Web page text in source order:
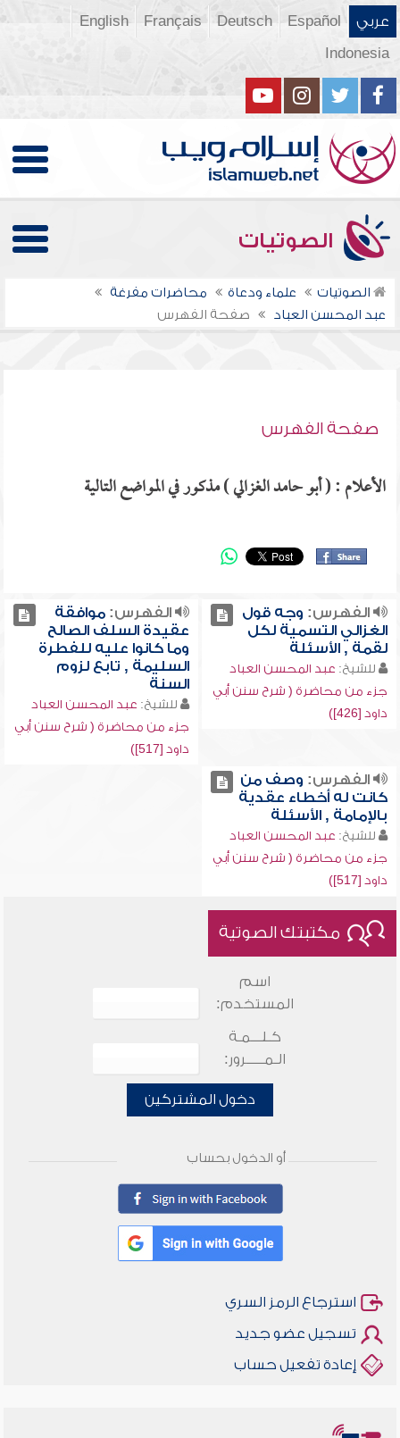
عربي Español
Deutsch
Français
English
Indonesia
الصوتيات
الصوتيات علماء ودعاة
محاضرات مفرغة
عبد المحسن العباد
صفحة الفهرس
صفحة الفهرس
الأعلام : ( أبو حامد الغزالي ) مذكور في المواضع التالية
الفهرس: وجه قول
الغزالي التسمية لكل
لقمة , الأسئلة
للشيخ: عبد المحسن العباد
جزء من محاضرة ( شرح سنن أبي
داود [426])
الفهرس:موافقة
عقيدة السلف الصالح
وما كانوا عليه للفطرة
السليمة , تابع لزوم
السنة
للشيخ: عبد المحسن العباد
جزء من محاضرة ( شرح سنن أبي
داود [517])
الفهرس: وصف من
كانت له أخطاء عقدية
بالإمامة , الأسئلة
للشيخ: عبد المحسن العباد
جزء من محاضرة ( شرح سنن أبي
داود [517])
مكتبتك الصوتية
اسم
المستخدم:
كـلـــمـة
الـمـــــرور:
دخول المشتركين
أو الدخول بحساب
استرجاع الرمز السري
تسجيل عضو جديد
إعادة تفعيل حساب